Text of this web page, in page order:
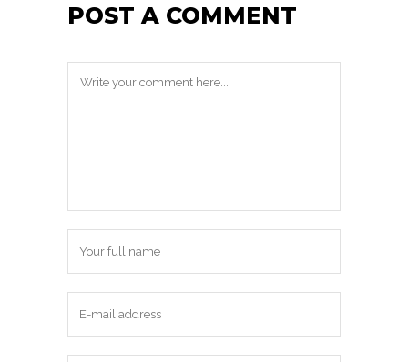
POST A COMMENT